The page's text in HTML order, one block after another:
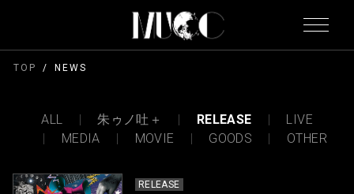
TOP NEWS
ALL 朱ゥノ吐＋ RELEASE
LIVE
MEDIA
MOVIE GOODS OTHER
RELEASE